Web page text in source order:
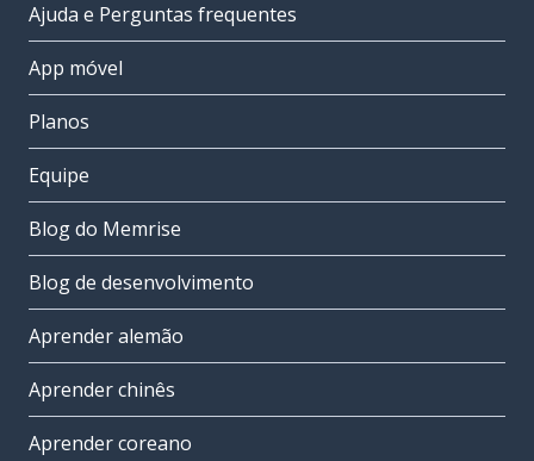
Ajuda e Perguntas frequentes
App móvel
Planos
Equipe
Blog do Memrise
Blog de desenvolvimento
Aprender alemão
Aprender chinês
Aprender coreano